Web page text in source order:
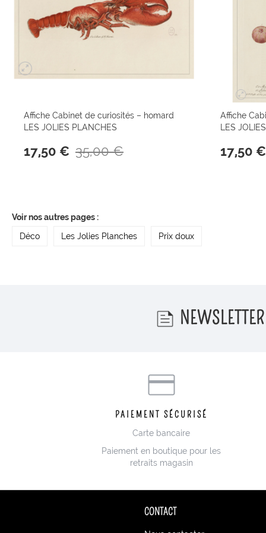
Affiche Cabinet de curiosités – homard
LES JOLIES PLANCHES
17,50 € 35,00 €
Affiche
LES
17,50 €
Voir nos autres pages :
Déco
Les Jolies Planches Prix doux
NEWSLETTER
PAIEMENT SÉCURISÉ
Carte bancaire
Paiement en boutique pour les
retraits magasin
CONTACT